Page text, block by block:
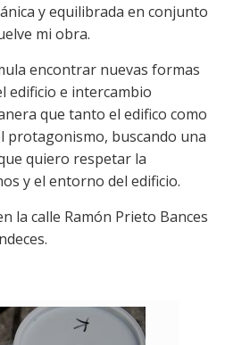
y equilibrada en conjunto
mi obra.
encontrar nuevas formas
edificio e intercambio
que tanto el edifico como
protagonismo, buscando una
quiero respetar la
y el entorno del edificio.
la calle Ramón Prieto Bances